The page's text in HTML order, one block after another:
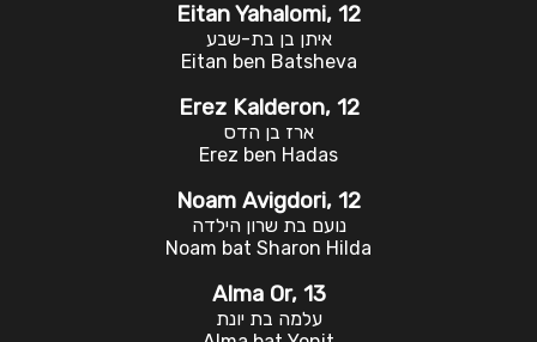
Eitan Yahalomi, 12
איתן בן בת-שבע
Eitan ben Batsheva
Erez Kalderon, 12
ארז בן הדס
Erez ben Hadas
Noam Avigdori, 12
נועם בת שרון הילדה
Noam bat Sharon Hilda
Alma Or, 13
עלמה בת יונת